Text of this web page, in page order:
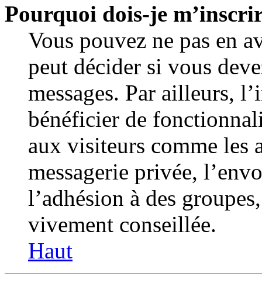
Pourquoi dois-je
Vous pouvez ne pas en
peut décider si vous
messages. Par ailleurs,
bénéficier de
aux visiteurs comme les
messagerie privée,
l’adhésion à des
vivement conseillée.
Haut